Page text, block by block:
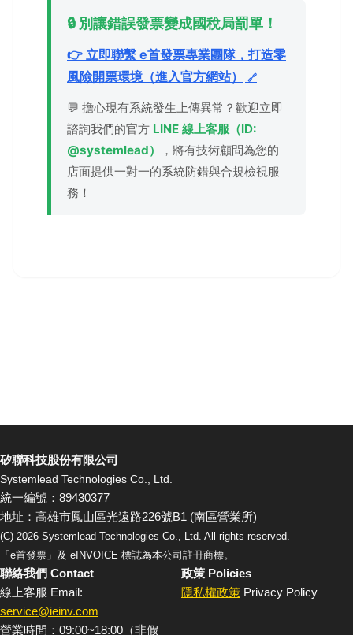
🔒 別讓錯誤發票變成國稅局罰單！
👉 立即聯繫 e首發票專業團隊，打造零
風險開票環境（進入官方網站）
💬 擔心現有系統發生上傳異常？歡迎立即
諮詢我們的官方 LINE 線上客服（ID:
@systemlead）
，將有技術顧問為您的
店面提供一對一的系統防錯與合規檢視服
務！
矽聯科技股份有限公司
Systemlead Technologies Co., Ltd.
統一編號：89430377
地址：高雄市鳳山區光遠路226號B1 (南區營業所)
(C) 2026 Systemlead Technologies Co., Ltd. All rights reserved.
「e首發票」及 eINVOICE 標誌為本公司註冊商標。
聯絡我們 Contact
線上客服 Email:
service@ieinv.com
營業時間：09:00~18:00（非假
政策 Policies
隱私權政策 Privacy Policy